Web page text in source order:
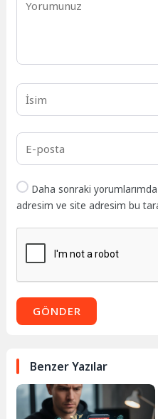
Daha sonraki
adresim ve site adresim bu
GÖNDER
Benzer Yazılar